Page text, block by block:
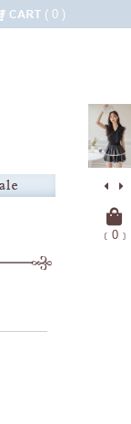
0
﹝ 0﹞